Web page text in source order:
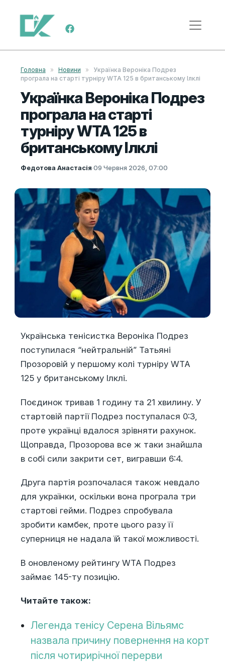
Skip to content
Main Navigation
Головна » Новини »
Українка Вероніка Подрез
програла на старті турніру WTA 125 в британському Ілклі
Українка Вероніка Подрез
програла на старті
турніру WTA 125 в
британському Ілклі
Федотова Анастасія·09 Червня 2026, 07:00
Українська тенісистка Вероніка Подрез
поступилася “нейтральній” Татьяні
Прозоровій у першому колі турніру WTA
125 у британському Ілклі.
Поєдинок тривав 1 годину та 21 хвилину. У
стартовій партії Подрез поступалася 0:3,
проте українці вдалося зрівняти рахунок.
Щоправда, Прозорова все ж таки знайшла
в собі сили закрити сет, вигравши 6:4.
Друга партія розпочалася також невдало
для українки, оскільки вона програла три
стартові гейми. Подрез спробувала
зробити камбек, проте цього разу її
суперниця не надала їй такої можливості.
В оновленому рейтингу WTA Подрез
займає 145-ту позицію.
Читайте також:
Легенда тенісу Серена Вільямс
назвала причину повернення на корт
після чотирирічної перерви